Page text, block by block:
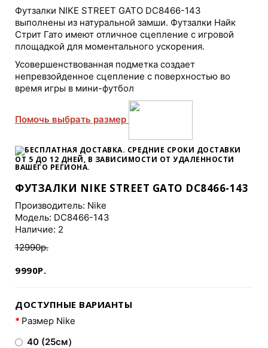
Футзалки NIKE STREET GATO DC8466-143
выполнены из натуральной замши. Футзалки Найк
Стрит Гато имеют отличное сцепление с игровой
площадкой для моментального ускорения.
Усовершенствованная подметка создает
непревзойденное сцепление с поверхностью во
время игры в мини-футбол
Помочь выбрать размер
БЕСПЛАТНАЯ ДОСТАВКА. СРЕДНИЕ СРОКИ ДОСТАВКИ
ОТ 5 ДО 12 ДНЕЙ, В ЗАВИСИМОСТИ ОТ УДАЛЕННОСТИ
ВАШЕГО РЕГИОНА.
ФУТЗАЛКИ NIKE STREET GATO DC8466-143
Производитель: Nike
Модель: DC8466-143
Наличие: 2
12990р.
9990Р.
ДОСТУПНЫЕ ВАРИАНТЫ
Размер Nike
40 (25см）